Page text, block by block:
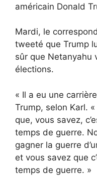
américain Donald
Mardi, le
tweeté que Trump
sûr que Netanyahu
élections.
« Il a eu une
Trump, selon Karl.
que, vous savez,
temps de guerre.
gagner la guerre
et vous savez que
temps de guerre. »